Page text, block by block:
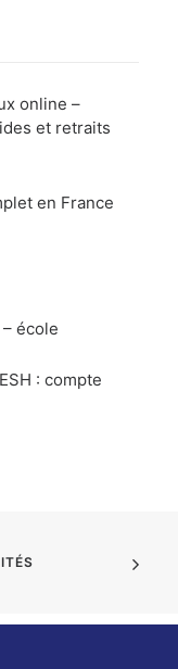
online –
et retraits
en France
– école
: compte